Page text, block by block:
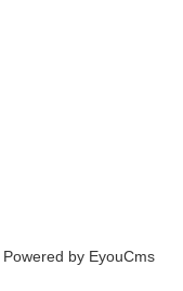
Powered by EyouCms